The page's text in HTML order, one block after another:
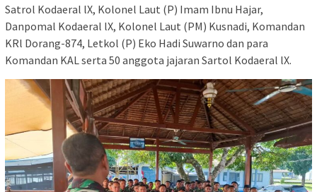
Satrol Kodaeral lX, Kolonel Laut (P) Imam Ibnu Hajar,
Danpomal Kodaeral lX, Kolonel Laut (PM) Kusnadi, Komandan
KRl Dorang-874, Letkol (P) Eko Hadi Suwarno dan para
Komandan KAL serta 50 anggota jajaran Sartol Kodaeral lX.